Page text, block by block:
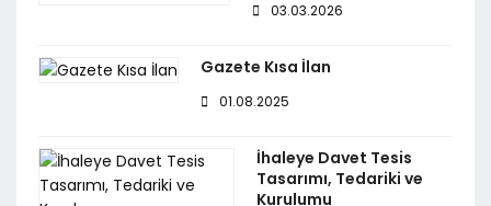
03.03.2026
Gazete Kısa İlan
01.08.2025
İhaleye Davet Tesis
Tasarımı, Tedariki ve
Kurulumu